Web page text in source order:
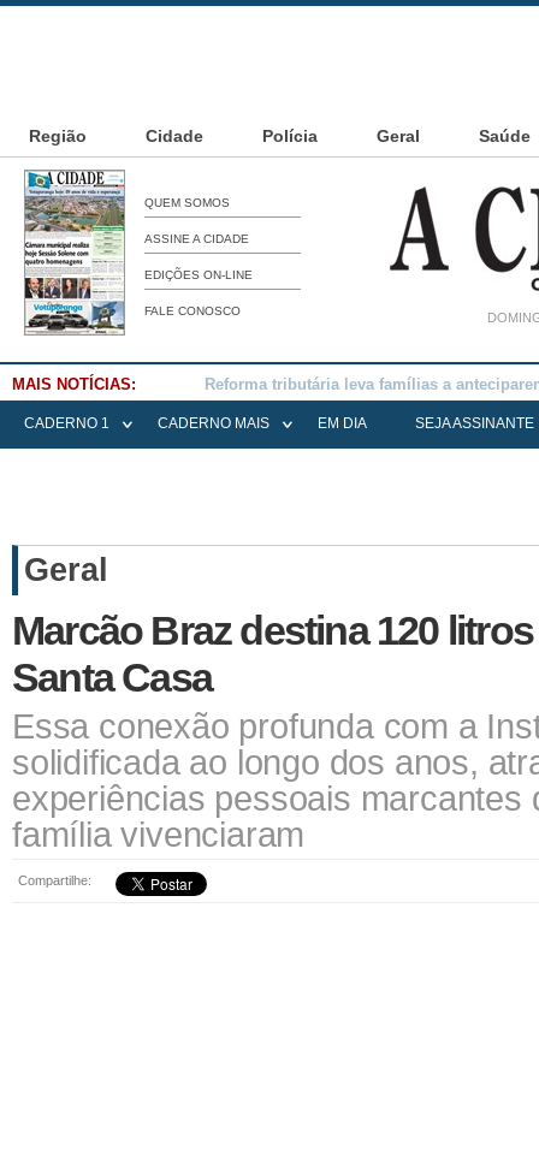
Região Cidade Polícia Geral Saúde
QUEM SOMOS
ASSINE A CIDADE
EDIÇÕES ON-LINE
FALE CONOSCO
MAIS NOTÍCIAS: Falece Elena Menoia Cesarin
CADERNO 1 CADERNO MAIS EM DIA SEJA ASSINANTE
Geral
Marcão Braz destina 120
Santa Casa
Essa conexão profunda com a
solidificada ao longo dos anos,
experiências pessoais marcantes
família vivenciaram
Compartilhe: